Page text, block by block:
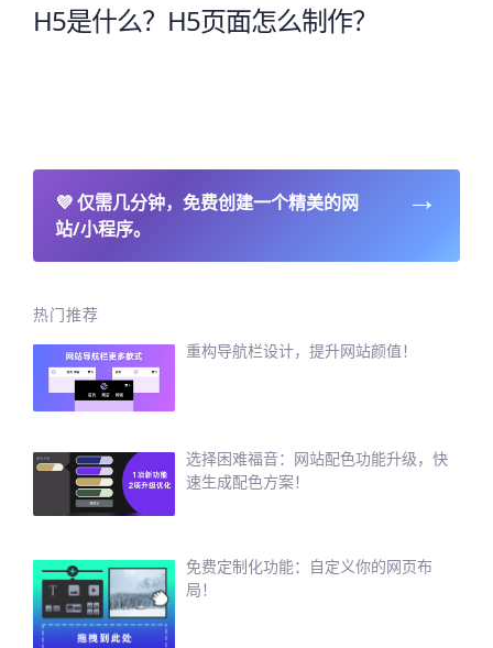
H5是什么？H5页面怎么制作？
💜仅需几分钟，免费创建一个精美的网
站/小程序。
→
热门推荐
重构导航栏设计，提升网站颜值！
选择困难福音：网站配色功能升级，快
速生成配色方案！
免费定制化功能：自定义你的网页布
局！